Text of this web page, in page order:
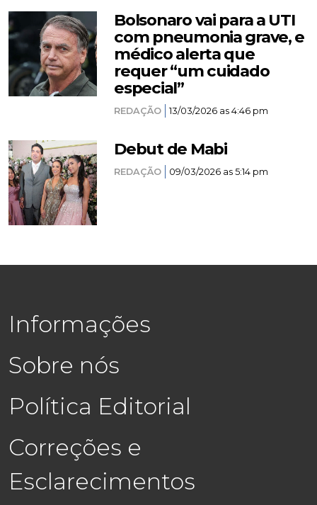
Bolsonaro vai para a UTI
com pneumonia grave, e
médico alerta que
requer “um cuidado
especial”
REDAÇÃO 13/03/2026 as 4:46 pm
Debut de Mabi
REDAÇÃO 09/03/2026 as 5:14 pm
Informações
Sobre nós
Política Editorial
Correções e
Esclarecimentos